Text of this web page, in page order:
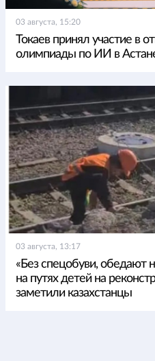
03 августа, 15:20
Токаев принял участие в
олимпиады по ИИ в
03 августа, 13:17
«Без спецобуви, обедают
на путях детей на
заметили казахстанцы